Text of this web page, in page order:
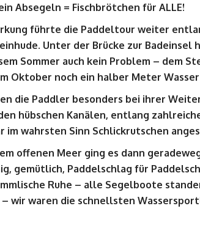
Absegeln = Fischbrötchen für ALLE!
führte die Paddeltour weiter
Unter der Brücke zur Badeinsel
Sommer auch kein Problem – dem
Oktober noch ein halber Meter
die Paddler besonders bei ihrer
hübschen Kanälen, entlang
im wahrsten Sinn Schlickrutschen
offenen Meer ging es dann
gemütlich, Paddelschlag für
Ruhe – alle Segelboote
– wir waren die schnellsten